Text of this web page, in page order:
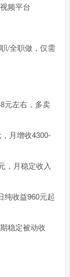
频平台
/全职做，仅需
元左右，多卖
月增收4300-
，月稳定收入
纯收益960元起
稳定被动收